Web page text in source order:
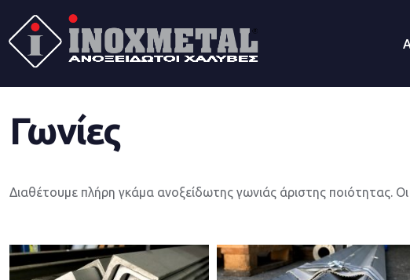
Γωνίες
Διαθέτουμε πλήρη γκάμα ανοξείδωτης γωνιάς άριστης ποιότητας.